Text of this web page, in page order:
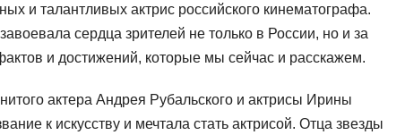
и талантливых актрис российского кинематографа.
сердца зрителей не только в России, но и за
и достижений, которые мы сейчас и расскажем.
актера Андрея Рубальского и актрисы Ирины
к искусству и мечтала стать актрисой. Отца звезды